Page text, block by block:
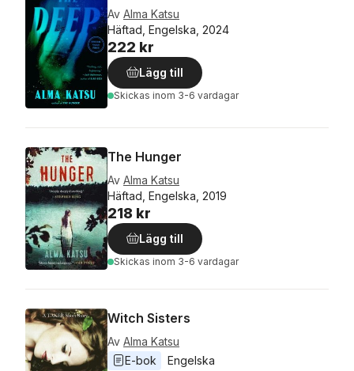
Av Alma Katsu
Häftad, Engelska, 2024
222 kr
Lägg till
Skickas inom 3-6 vardagar
The Hunger
Av Alma Katsu
Häftad, Engelska, 2019
218 kr
Lägg till
Skickas inom 3-6 vardagar
Witch Sisters
Av Alma Katsu
E-bok
Engelska